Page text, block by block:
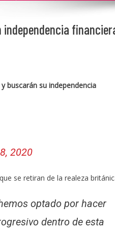
independencia
buscarán su independencia
2020
se retiran de la realeza
optado por hacer
dentro de esta